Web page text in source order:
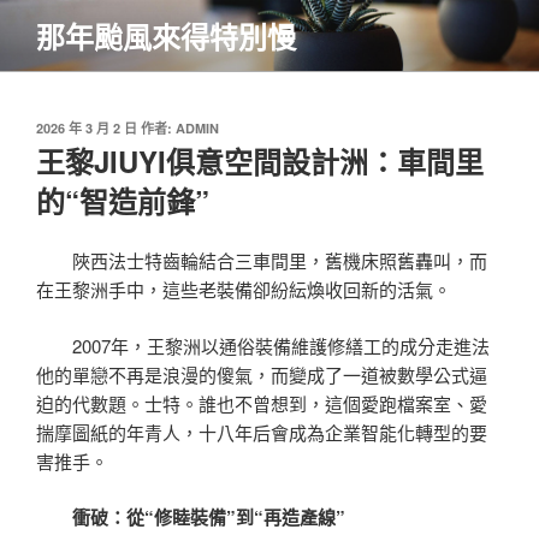
主
那年颱風來得特別慢
發
佈
於
2026 年 3 月 2 日 作者: ADMIN
王黎JIUYI俱意空間設計洲：車間里
的“智造前鋒”
陜西法士特齒輪結合三車間里，舊機床照舊轟叫，而
在王黎洲手中，這些老裝備卻紛紜煥收回新的活氣。
2007年，王黎洲以通俗裝備維護修繕工的成分走進法
他的單戀不再是浪漫的傻氣，而變成了一道被數學公式逼
迫的代數題。士特。誰也不曾想到，這個愛跑檔案室、愛
揣摩圖紙的年青人，十八年后會成為企業智能化轉型的要
害推手。
衝破：從“修睦裝備”到“再造產線”